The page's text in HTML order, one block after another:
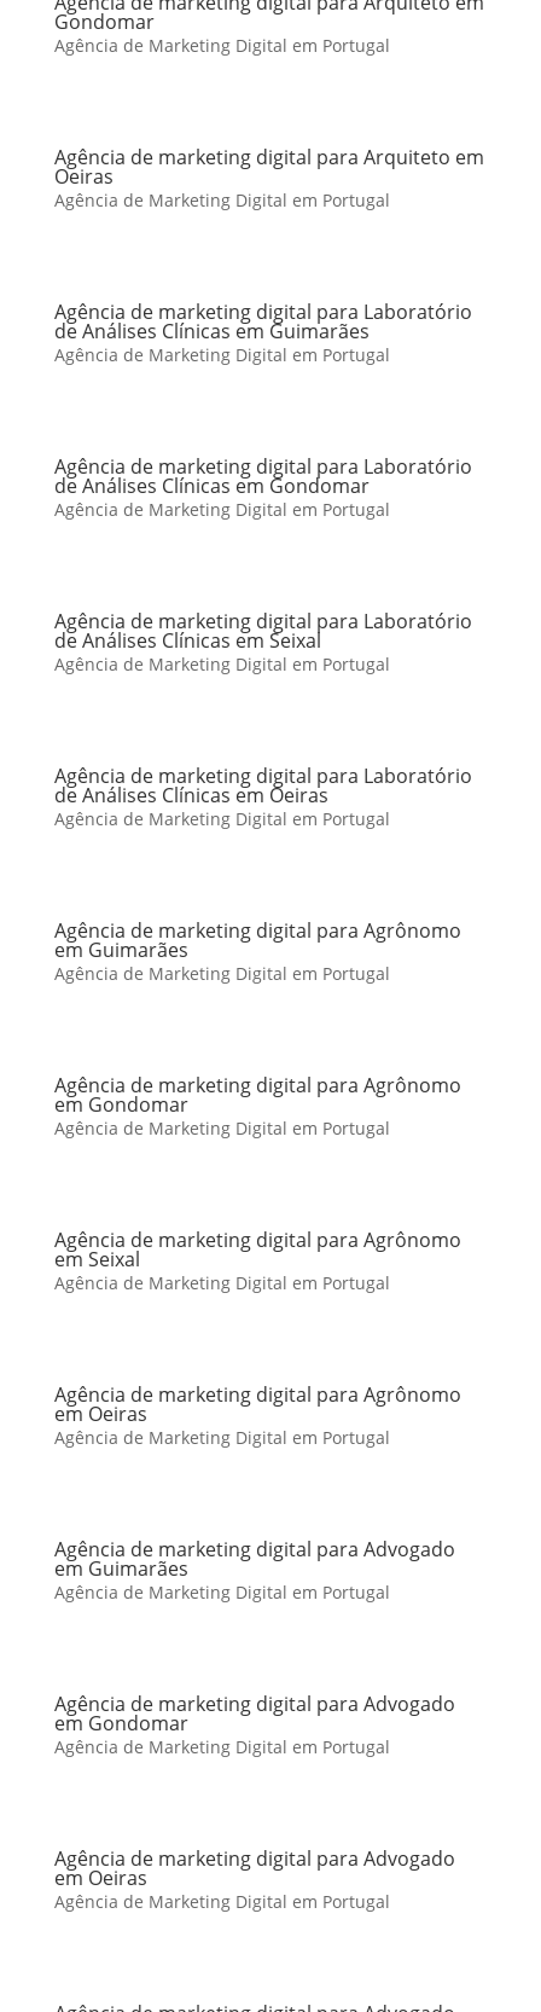
Gondomar
Agência de Marketing Digital em Portugal
Agência de marketing digital para Arquiteto em
Oeiras
Agência de Marketing Digital em Portugal
Agência de marketing digital para Laboratório
de Análises Clínicas em Guimarães
Agência de Marketing Digital em Portugal
Agência de marketing digital para Laboratório
de Análises Clínicas em Gondomar
Agência de Marketing Digital em Portugal
Agência de marketing digital para Laboratório
de Análises Clínicas em Seixal
Agência de Marketing Digital em Portugal
Agência de marketing digital para Laboratório
de Análises Clínicas em Oeiras
Agência de Marketing Digital em Portugal
Agência de marketing digital para Agrônomo
em Guimarães
Agência de Marketing Digital em Portugal
Agência de marketing digital para Agrônomo
em Gondomar
Agência de Marketing Digital em Portugal
Agência de marketing digital para Agrônomo
em Seixal
Agência de Marketing Digital em Portugal
Agência de marketing digital para Agrônomo
em Oeiras
Agência de Marketing Digital em Portugal
Agência de marketing digital para Advogado
em Guimarães
Agência de Marketing Digital em Portugal
Agência de marketing digital para Advogado
em Gondomar
Agência de Marketing Digital em Portugal
Agência de marketing digital para Advogado
em Oeiras
Agência de Marketing Digital em Portugal